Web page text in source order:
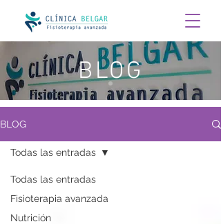
BLOG
BLOG
Todas las entradas
Fisioterapia avanzada
Nutrición
Todas las entradas